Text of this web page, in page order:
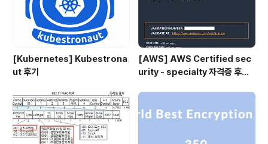
[Kubernetes] Kubestrona
ut 후기
[AWS] AWS Certified sec
urity - specialty 자격증 후기